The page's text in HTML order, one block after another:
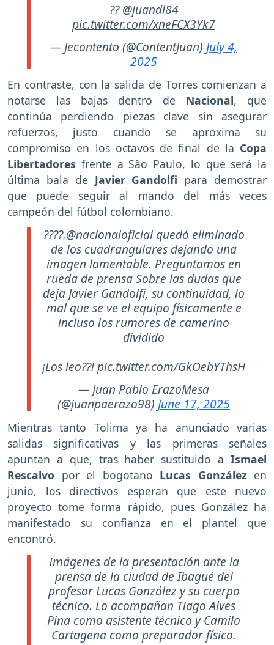
??@juandl84
pic.twitter.com/xneFCX3Yk7
— Jecontento (@ContentJuan) July 4,
2025
En contraste, con la salida de Torres comienzan a
notarse las bajas dentro de Nacional, que
continúa perdiendo piezas clave sin asegurar
refuerzos, justo cuando se aproxima su
compromiso en los octavos de final de la Copa
Libertadores frente a São Paulo, lo que será la
última bala de Javier Gandolfi para demostrar
que puede seguir al mando del más veces
campeón del fútbol colombiano.
????.@nacionaloficialquedó eliminado
de los cuadrangulares dejando una
imagen lamentable. Preguntamos en
rueda de prensa Sobre las dudas que
deja Javier Gandolfi, su continuidad, lo
mal que se ve el equipo físicamente e
incluso los rumores de camerino
dividido
¡Los leo??!pic.twitter.com/GkOebYThsH
— Juan Pablo ErazoMesa
(@juanpaerazo98) June 17, 2025
Mientras tanto Tolima ya ha anunciado varias
salidas significativas y las primeras señales
apuntan a que, tras haber sustituido a Ismael
Rescalvo por el bogotano Lucas González en
junio, los directivos esperan que este nuevo
proyecto tome forma rápido, pues González ha
manifestado su confianza en el plantel que
encontró.
Imágenes de la presentación ante la
prensa de la ciudad de Ibagué del
profesor Lucas González y su cuerpo
técnico. Lo acompañan Tiago Alves
Pina como asistente técnico y Camilo
Cartagena como preparador físico.